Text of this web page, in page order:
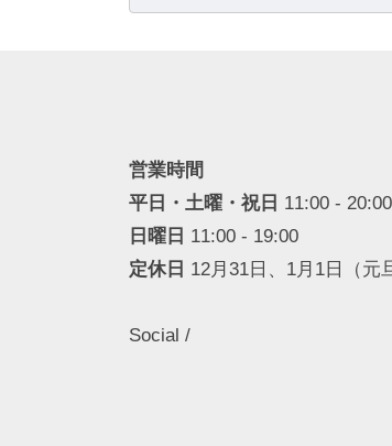
索:
営業時間
平日・土曜・祝日 11:00 - 20:00
日曜日 11:00 - 19:00
定休日 12月31日、1月1日（元
Social /